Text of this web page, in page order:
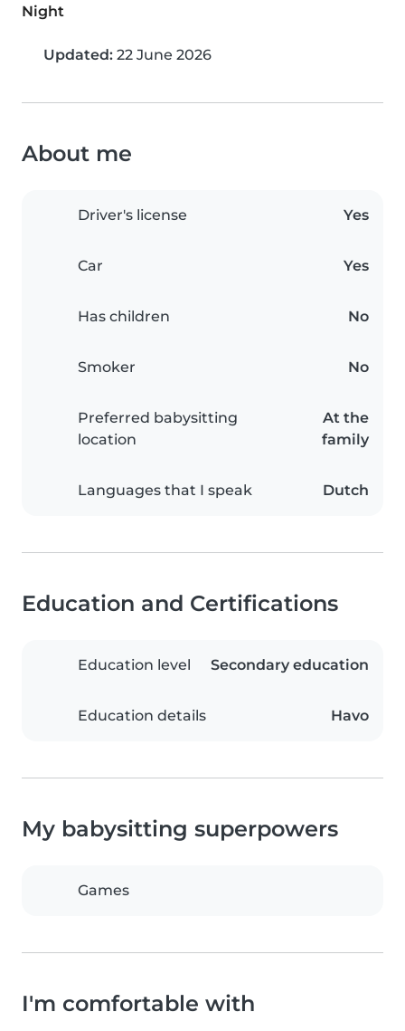
Night
Updated: 22 June 2026
About me
Driver's license Yes
Car Yes
Has children No
Smoker No
Preferred babysitting
location
At the
family
Languages that I speak Dutch
Education and Certifications
Education level Secondary education
Education details Havo
My babysitting superpowers
Games
I'm comfortable with